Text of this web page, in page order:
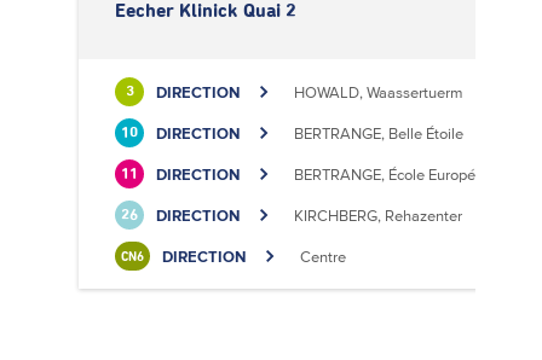
Eecher Klinick Quai 2
3 DIRECTION HOWALD, Waassertuerm
10 DIRECTION BERTRANGE, Belle Étoile
11 DIRECTION BERTRANGE, École Européenne II
26 DIRECTION KIRCHBERG, Rehazenter
CN6 DIRECTION Centre